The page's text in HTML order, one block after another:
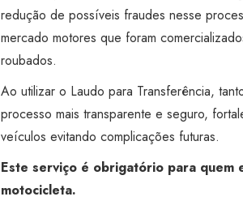
redução de possíveis fraudes nesse
mercado motores que foram
roubados.
Ao utilizar o Laudo para Transferência,
processo mais transparente e seguro,
veículos evitando complicações futuras.
Este serviço é obrigatório para quem
motocicleta.